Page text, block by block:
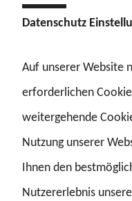
Einsatz und
Bundespolizei
So sind wir erreichbar:
Datenschutz
Auf unserer Website
erforderlichen
weitergehende
Nutzung unserer
Ihnen den
Nutzererlebnis